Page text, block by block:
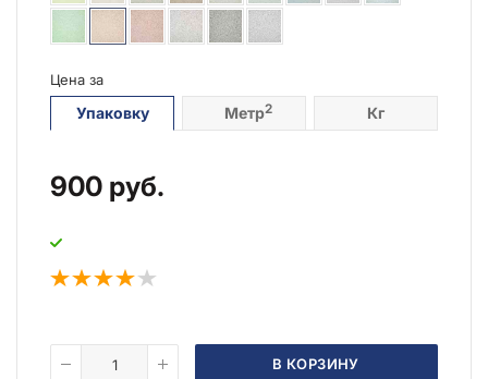
Цена за
Упаковку Метр2 Кг
900 руб.
В КОРЗИНУ